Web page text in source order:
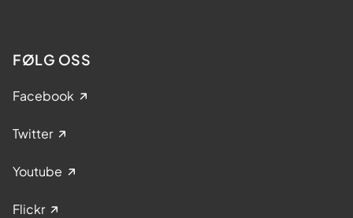
FØLG OSS
Facebook
Twitter
Youtube
Flickr